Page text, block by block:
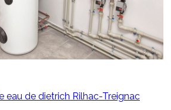
eau de dietrich Rilhac-Treignac